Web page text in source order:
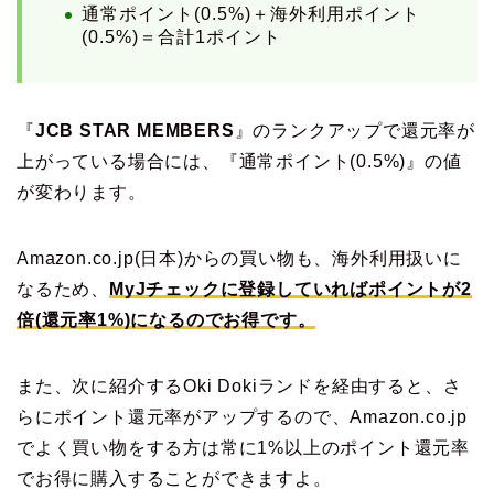
通常ポイント(0.5%)＋海外利用ポイント
(0.5%)＝合計1ポイント
『JCB STAR MEMBERS 』のランクアップで還元率が
上がっている場合には、『通常ポイント(0.5%)』の値
が変わります。
Amazon.co.jp(日本)からの買い物も、海外利用扱いに
なるため、
MyJチェックに登録していればポイントが2
倍(還元率1%)になるのでお得です。
また、次に紹介するOki Dokiランドを経由すると、さ
らにポイント還元率がアップするので、Amazon.co.jp
でよく買い物をする方は常に1%以上のポイント還元率
でお得に購入することができますよ。